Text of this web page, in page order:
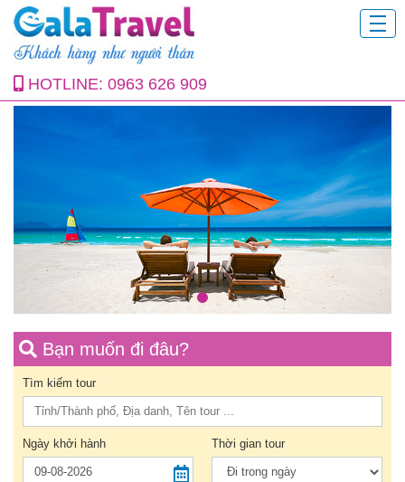
HOTLINE: 0963 626 909
Bạn muốn đi đâu?
Tìm kiếm tour
Ngày khởi hành Thời gian tour